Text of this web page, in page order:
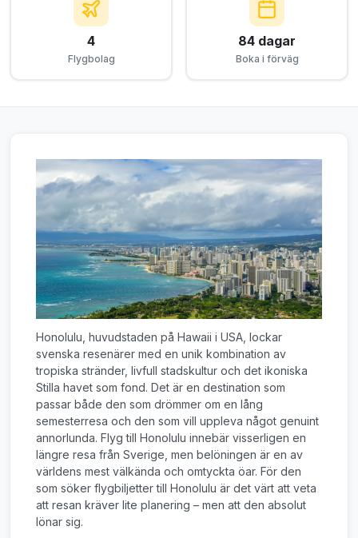
4
Flygbolag
84 dagar
Boka i förväg
Honolulu, huvudstaden på Hawaii i USA, lockar
svenska resenärer med en unik kombination av
tropiska stränder, livfull stadskultur och det ikoniska
Stilla havet som fond. Det är en destination som
passar både den som drömmer om en lång
semesterresa och den som vill uppleva något genuint
annorlunda. Flyg till Honolulu innebär visserligen en
längre resa från Sverige, men belöningen är en av
världens mest välkända och omtyckta öar. För den
som söker flygbiljetter till Honolulu är det värt att veta
att resan kräver lite planering – men att den absolut
lönar sig.